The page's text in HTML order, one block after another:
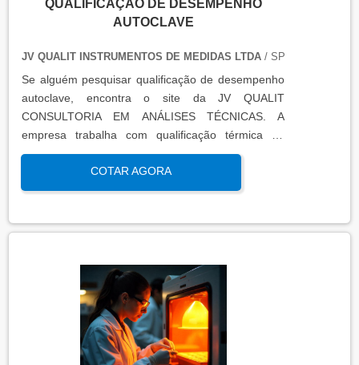
QUALIFICAÇÃO DE DESEMPENHO
AUTOCLAVE
JV QUALIT INSTRUMENTOS DE MEDIDAS LTDA/ SP
Se alguém pesquisar qualificação de desempenho
autoclave, encontra o site da JV QUALIT
CONSULTORIA EM ANÁLISES TÉCNICAS. A
empresa trabalha com qualificação térmica de
equipamentos e engenharia, disponibilizando o que
há de mais atual para garantir a qualidade final
para seus clientes.
COTAR AGORA